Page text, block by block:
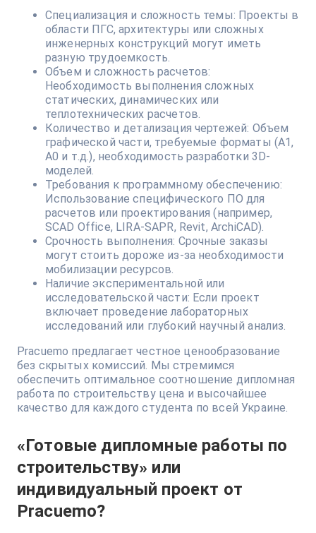
Специализация и сложность темы: Проекты в
области ПГС, архитектуры или сложных
инженерных конструкций могут иметь
разную трудоемкость.
Объем и сложность расчетов:
Необходимость выполнения сложных
статических, динамических или
теплотехнических расчетов.
Количество и детализация чертежей: Объем
графической части, требуемые форматы (А1,
А0 и т.д.), необходимость разработки 3D-
моделей.
Требования к программному обеспечению:
Использование специфического ПО для
расчетов или проектирования (например,
SCAD Office, LIRA-SAPR, Revit, ArchiCAD).
Срочность выполнения: Срочные заказы
могут стоить дороже из-за необходимости
мобилизации ресурсов.
Наличие экспериментальной или
исследовательской части: Если проект
включает проведение лабораторных
исследований или глубокий научный анализ.
Pracuemo предлагает честное ценообразование
без скрытых комиссий. Мы стремимся
обеспечить оптимальное соотношение дипломная
работа по строительству цена и высочайшее
качество для каждого студента по всей Украине.
«Готовые дипломные работы по
строительству» или
индивидуальный проект от
Pracuemo?